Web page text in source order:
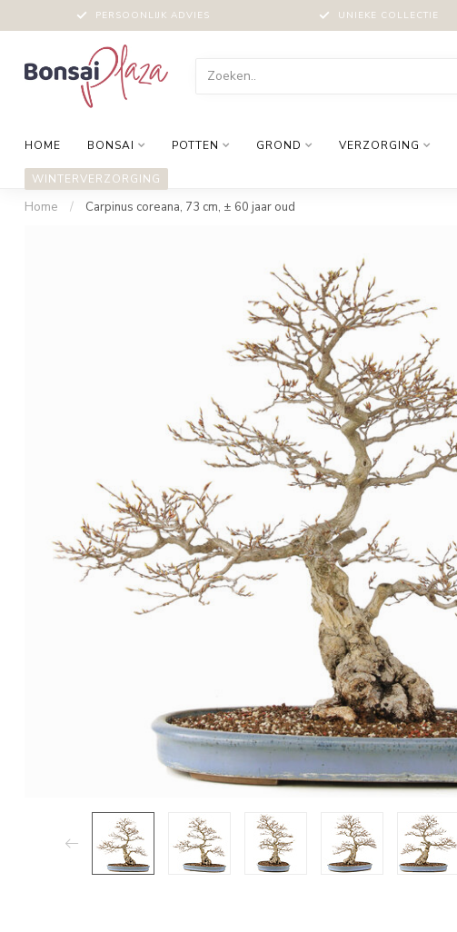
PERSOONLIJK ADVIES UNIEKE COLLECTIE
HOME BONSAI POTTEN GROND VERZORGING
WINTERVERZORGING
Home / Carpinus coreana, 73 cm, ± 60 jaar oud